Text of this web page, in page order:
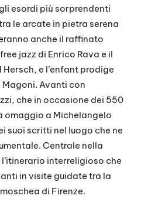
esordi più sorprendenti
le arcate in pietra serena
anche il raffinato
jazz di Enrico Rava e il
e l’enfant prodige
Avanti con
che in occasione dei 550
omaggio a Michelangelo
suoi scritti nel luogo che ne
Centrale nella
interreligioso che
in visite guidate tra la
di Firenze.